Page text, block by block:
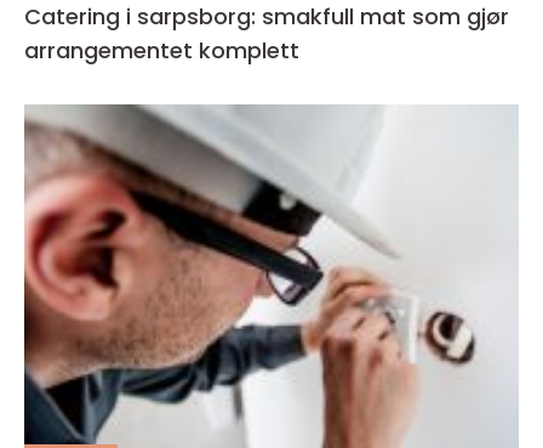
Catering i sarpsborg: smakfull mat som gjør
arrangementet komplett